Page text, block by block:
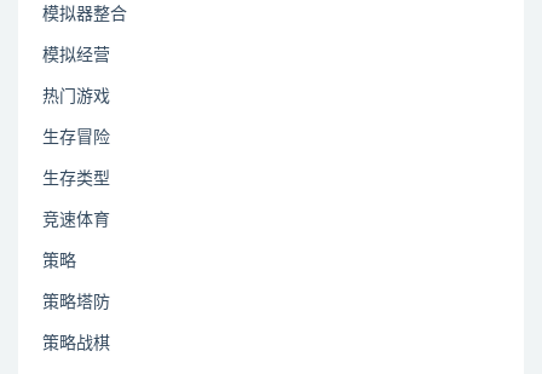
模拟器整合
模拟经营
热门游戏
生存冒险
生存类型
竞速体育
策略
策略塔防
策略战棋